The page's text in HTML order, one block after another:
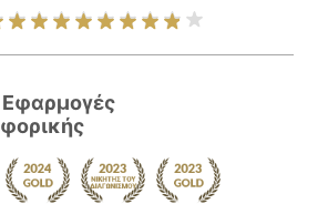
Εφαρμογές